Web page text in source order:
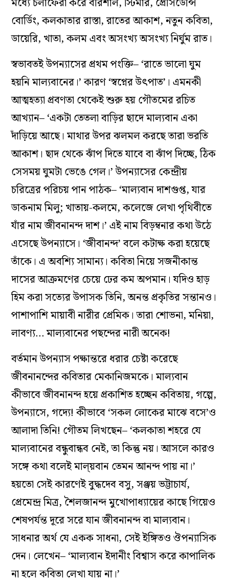
বোর্ডিং, কলকাতার রাস্তা, রাতের আকাশ, নতুন কবিতা,
ডায়েরি, খাতা, কলম এবং অসংখ্য অসংখ্য নির্ঘুম রাত।
স্বভাবতই উপন্যাসের প্রথম পংক্তি– ‘রাতে ভালো ঘুম
হয়নি মাল্যবানের।’ কারণ ‘স্বপ্নের উৎপাত’। এমনকী
আত্মহত্যা প্রবণতা থেকেই শুরু হয় গৌতমের রচিত
আখ্যান– ‘একটা তেতলা বাড়ির ছাদে মাল্যবান একা
দাঁড়িয়ে আছে। মাথার উপর ঝলমল করছে তারা ভরতি
আকাশ। ছাদ থেকে ঝাঁপ দিতে যাবে বা ঝাঁপ দিচ্ছে, ঠিক
সেসময় ঘুমটা ভেঙে গেল।’ উপন্যাসের কেন্দ্রীয়
চরিত্রের পরিচয় পান পাঠক– ‘মাল্যবান দাশগুপ্ত, যার
ডাকনাম মিলু; খাতায়-কলমে, কলেজে লেখা পৃথিবীতে
যাঁর নাম জীবনানন্দ দাশ।’ এই নাম বিড়ম্বনার কথা উঠে
এসেছে উপন্যাসে। ‘জীবানন্দ’ বলে কটাক্ষ করা হয়েছে
তাঁকে। এ অবশ্যি সামান্য। কবিতা নিয়ে সজনীকান্ত
দাসের আক্রমণের চেয়ে ঢের কম অপমান। যদিও হাড়
হিম করা সত্যের উপাসক তিনি, অনন্ত প্রকৃতির সন্তানও।
পাশাপাশি মায়াবী নারীর প্রেমিক। তারা শোভনা, মনিয়া,
লাবণ্য… মাল্যবানের পছন্দের নারী অনেক!
বর্তমান উপন্যাস পক্ষান্তরে ধরার চেষ্টা করেছে
জীবনানন্দের কবিতার মেকানিজমকে। মাল্যবান
কীভাবে জীবনানন্দ হয়ে প্রকাশিত হচ্ছেন কবিতায়, গল্পে,
উপন্যাসে, গদ্যে! কীভাবে ‘সকল লোকের মাঝে বসে’ও
আলাদা তিনি! গৌতম লিখছেন– ‘কলকাতা শহরে যে
মাল্যবানের বন্ধুবান্ধব নেই, তা কিন্তু নয়। আসলে কারও
সঙ্গে কথা বলেই মাল্য়বান তেমন আনন্দ পায় না।’
হয়তো সেই কারণেই বুদ্ধদেব বসু, সঞ্জয় ভট্টাচার্য,
প্রেমেন্দ্র মিত্র, শৈলজানন্দ মুখোপাধ্যায়ের কাছে গিয়েও
শেষপর্যন্ত দূরে সরে যান জীবনানন্দ বা মাল্যবান।
সাধনার অর্থ যে একক সাধনা, সেই ইঙ্গিতও ঔপন্যাসিক
দেন। লেখেন– ‘মাল্যবান ইদানীং বিশ্বাস করে কাপালিক
না হলে কবিতা লেখা যায় না।’